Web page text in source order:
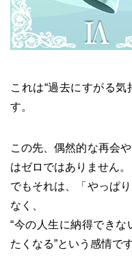
これは“過去にすがる気
す。
この先、偶然的な再会
はゼロではありません。
でもそれは、「やっぱ
なく、
“今の人生に納得でき
たくなる”という感情です